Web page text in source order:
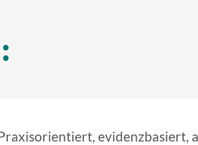
evidenzbasiert,